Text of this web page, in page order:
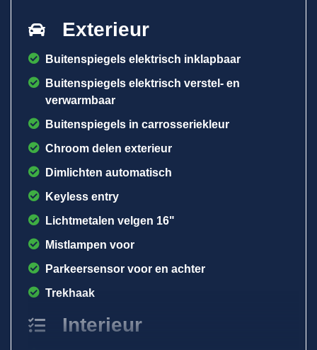
Exterieur
Buitenspiegels elektrisch inklapbaar
Buitenspiegels elektrisch verstel- en
verwarmbaar
Buitenspiegels in carrosseriekleur
Chroom delen exterieur
Dimlichten automatisch
Keyless entry
Lichtmetalen velgen 16"
Mistlampen voor
Parkeersensor voor en achter
Trekhaak
Interieur